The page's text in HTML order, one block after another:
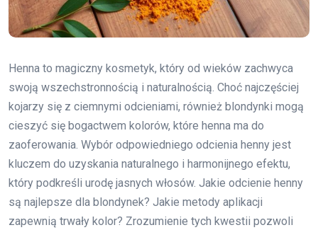
Henna to magiczny kosmetyk, który od wieków zachwyca
swoją wszechstronnością i naturalnością. Choć najczęściej
kojarzy się z ciemnymi odcieniami, również blondynki mogą
cieszyć się bogactwem kolorów, które henna ma do
zaoferowania. Wybór odpowiedniego odcienia henny jest
kluczem do uzyskania naturalnego i harmonijnego efektu,
który podkreśli urodę jasnych włosów. Jakie odcienie henny
są najlepsze dla blondynek? Jakie metody aplikacji
zapewnią trwały kolor? Zrozumienie tych kwestii pozwoli